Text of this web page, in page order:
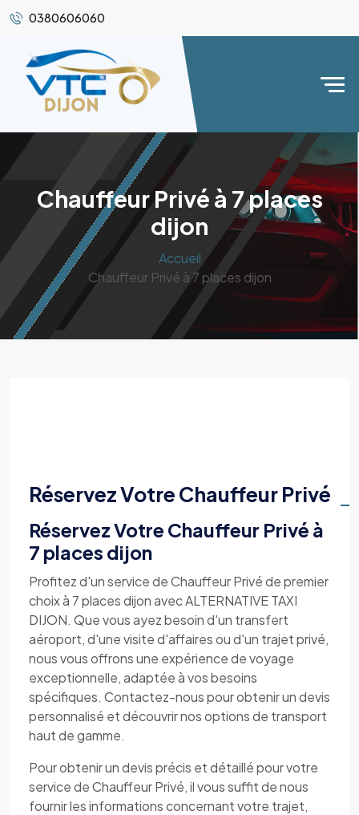
0380606060
Chauffeur Privé à 7 places
dijon
Accueil
Chauffeur Privé à 7 places dijon
Réservez Votre Chauffeur Privé
Réservez Votre Chauffeur Privé à
7 places dijon
Profitez d'un service de Chauffeur Privé de premier
choix à 7 places dijon avec ALTERNATIVE TAXI
DIJON. Que vous ayez besoin d'un transfert
aéroport, d'une visite d'affaires ou d'un trajet privé,
nous vous offrons une expérience de voyage
exceptionnelle, adaptée à vos besoins
spécifiques. Contactez-nous pour obtenir un devis
personnalisé et découvrir nos options de transport
haut de gamme.
Pour obtenir un devis précis et détaillé pour votre
service de Chauffeur Privé, il vous suffit de nous
fournir les informations concernant votre trajet,